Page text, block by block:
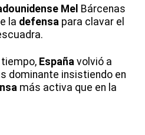
Mel Bárcenas
la defensa para clavar el
España volvió a
dominante insistiendo en
más activa que en la